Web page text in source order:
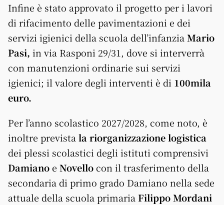
Infine è stato approvato il progetto per i lavori
di rifacimento delle pavimentazioni e dei
servizi igienici della scuola dell’infanzia Mario
Pasi, in via Rasponi 29/31, dove si interverrà
con manutenzioni ordinarie sui servizi
igienici; il valore degli interventi è di 100mila
euro.
Per l’anno scolastico 2027/2028, come noto, è
inoltre prevista la riorganizzazione logistica
dei plessi scolastici degli istituti comprensivi
Damianoe Novellocon il trasferimento della
secondaria di primo grado Damiano nella sede
attuale della scuola primaria Filippo Mordani